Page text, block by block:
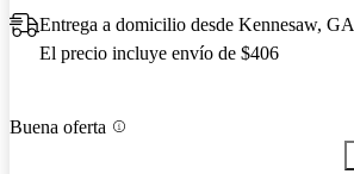
Entrega a domicilio desde Kennesaw, GA
El precio incluye envío de $406
Buena oferta